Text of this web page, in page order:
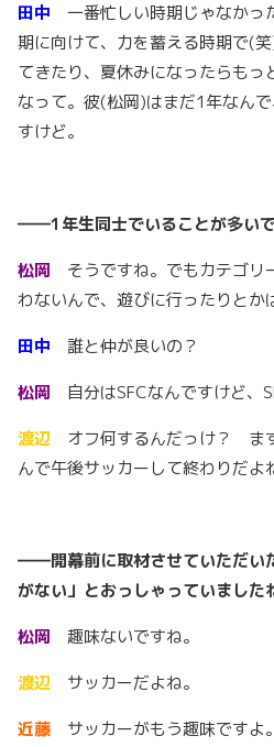
田中
一番忙しい時期じゃなかっ
期に向けて、力を蓄える時期で(
てきたり、夏休みになったらも
なって。彼(松岡)はまだ1年なん
すけど。
――1年生同士でいることが多い
松岡
そうですね。でもカテゴリ
わないんで、遊びに行ったりとか
田中
誰と仲が良いの？
松岡
自分はSFCなんですけど、
渡辺
オフ何するんだっけ？ ま
んで午後サッカーして終わりだよ
――開幕前に取材させていただい
がない」とおっしゃっていました
松岡
趣味ないですね。
渡辺
サッカーだよね。
近藤
サッカーがもう趣味ですよ。